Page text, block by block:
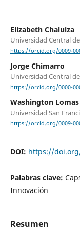
Elizabeth Chaluiza
Universidad Central
https://orcid.org/0009-
Jorge Chimarro
Universidad Central
https://orcid.org/0000-
Washington Lomas
Universidad San
https://orcid.org/0009-
DOI: https://
Palabras clave:
Innovación
Resumen